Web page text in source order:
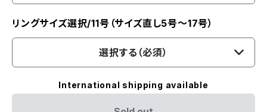
リングサイズ選択/11号（サイズ直し5号～17号）
選択する（必須）
International shipping available